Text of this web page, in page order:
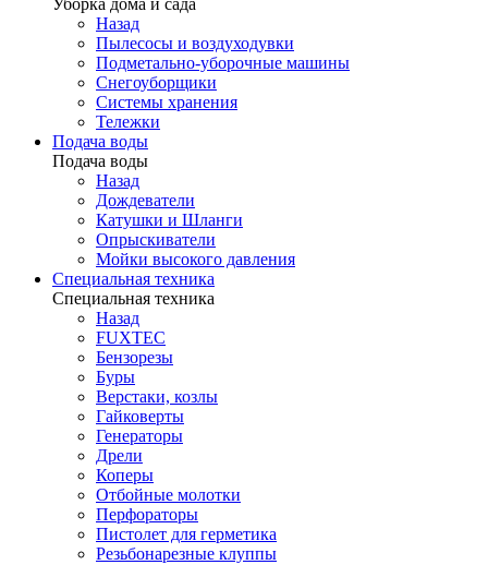
Уборка дома и сада
Назад
Пылесосы и воздуходувки
Подметально-уборочные машины
Снегоуборщики
Системы хранения
Тележки
Подача воды
Подача воды
Назад
Дождеватели
Катушки и Шланги
Опрыскиватели
Мойки высокого давления
Специальная техника
Специальная техника
Назад
FUXTEC
Бензорезы
Буры
Верстаки, козлы
Гайковерты
Генераторы
Дрели
Коперы
Отбойные молотки
Перфораторы
Пистолет для герметика
Резьбонарезные клуппы